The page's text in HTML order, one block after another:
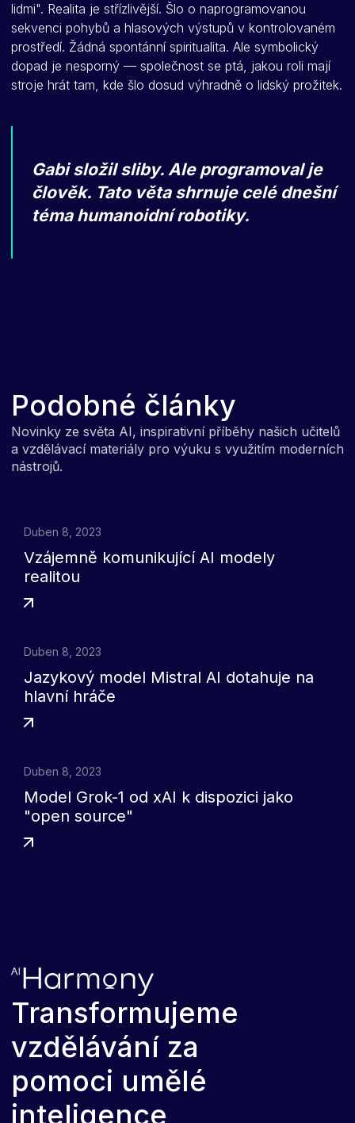
lidmi". Realita je střízlivější. Šlo o naprogramovanou
sekvenci pohybů a hlasových výstupů v kontrolovaném
prostředí. Žádná spontánní spiritualita. Ale symbolický
dopad je nesporný — společnost se ptá, jakou roli mají
stroje hrát tam, kde šlo dosud výhradně o lidský prožitek.
Gabi složil sliby. Ale programoval je
člověk. Tato věta shrnuje celé dnešní
téma humanoidní robotiky.
Podobné články
Novinky ze světa AI, inspirativní příběhy našich učitelů
a vzdělávací materiály pro výuku s využitím moderních
nástrojů.
Duben 8, 2023
Vzájemně komunikující AI modely
realitou
Duben 8, 2023
Jazykový model Mistral AI dotahuje na
hlavní hráče
Duben 8, 2023
Model Grok-1 od xAI k dispozici jako
"open source"
Transformujeme
vzdělávání za
pomoci umělé
inteligence